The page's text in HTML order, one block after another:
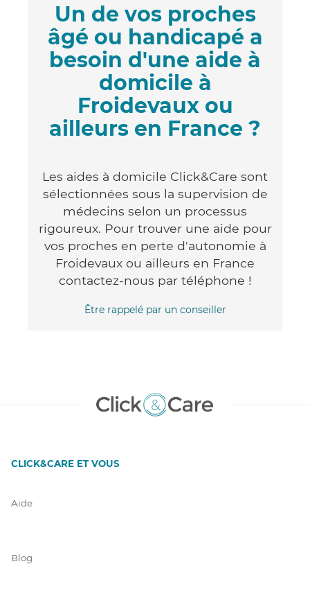
Un de vos proches
âgé ou handicapé a
besoin d'une aide à
domicile à
Froidevaux ou
ailleurs en France ?
Les aides à domicile Click&Care sont
sélectionnées sous la supervision de
médecins selon un processus
rigoureux. Pour trouver une aide pour
vos proches en perte d'autonomie à
Froidevaux ou ailleurs en France
contactez-nous par téléphone !
Être rappelé par un conseiller
CLICK&CARE ET VOUS
Aide
Blog